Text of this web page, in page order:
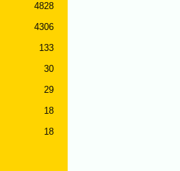
4828
4306
133
30
29
18
18